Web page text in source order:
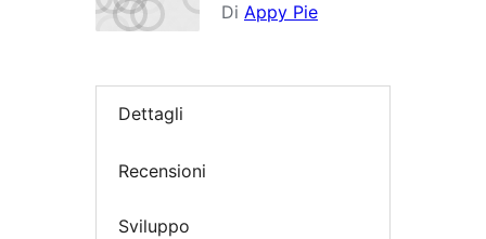
Di Appy Pie
Dettagli
Recensioni
Sviluppo